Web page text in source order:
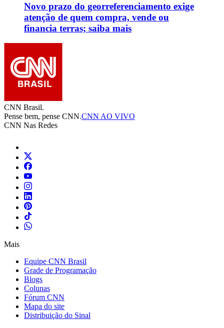
Novo prazo do georreferenciamento exige
atenção de quem compra, vende ou
financia terras; saiba mais
CNN Brasil.
Pense bem, pense CNN.CNN AO VIVO
CNN Nas Redes
Mais
Equipe CNN Brasil
Grade de Programação
Blogs
Colunas
Fórum CNN
Mapa do site
Distribuição do Sinal